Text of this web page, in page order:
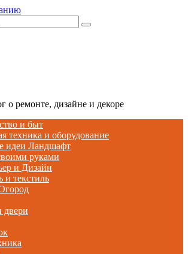
о ремонте, дизайне и декоре
и быт
техника и оборудование
идеи Ландшафт
руками
и Дизайн
и текстиль
двери